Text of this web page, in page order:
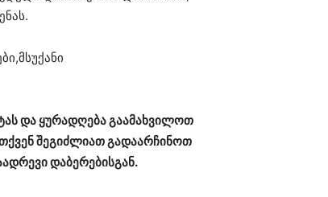
და ყურადღება გაამახვილოთ
შეგიძლიათ გადაარჩინოთ
დაბერებისგან.